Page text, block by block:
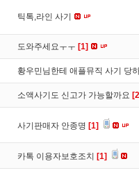
틱톡,라인 사기
도와주세요ㅜㅜ [1]
황우민님한테 애플뮤직 사기 당
소액사기도 신고가 가능할까요
사기판매자 안종명 [1]
카톡 이용자보호조치 [1]